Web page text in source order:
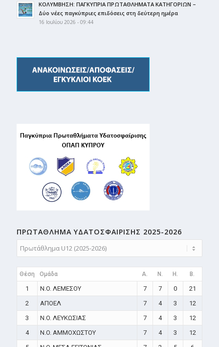
ΚΟΛΥΜΒΗΣΗ: ΠΑΓΚΥΠΡΙΑ ΠΡΩΤΑΘΛΗΜΑΤΑ ΚΑΤΗΓΟΡΙΩΝ –
Δύο νέες παγκύπριες επιδόσεις στη δεύτερη ημέρα
16 Ιουλίου 2026 - 09:44
ΠΡΩΤΑΘΛΗMA ΥΔΑΤΟΣΦΑΙΡΙΣΗΣ 2025-2026
Θέση Ομάδα A. N. H. B.
1 N.O. ΛΕΜΕΣΟΥ 7 7 0
21
2
ΑΠΟΕΛ 7 4 3
12
3
N.O. ΛΕΥΚΩΣΙΑΣ 7 4 3
12
4
N.O. ΑΜΜΟΧΩΣΤΟΥ 7 4 3
12